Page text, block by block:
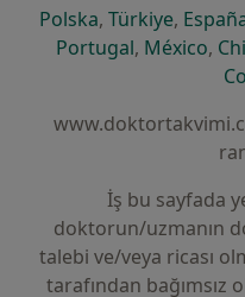
Polskayeni bir
, Türkiyeyeni bir
,
Portugalyeni bir
, México,
İş bu sayfada
doktorun/uzmanın
talebi ve/veya ricası
tarafından bağımsız